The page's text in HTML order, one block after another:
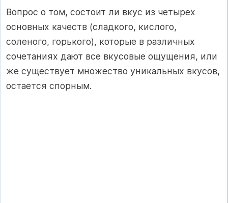
Вопрос о том, состоит ли вкус из четырех
основных качеств (сладкого, кислого,
соленого, горького), которые в различных
сочетаниях дают все вкусовые ощущения, или
же существует множество уникальных вкусов,
остается спорным.